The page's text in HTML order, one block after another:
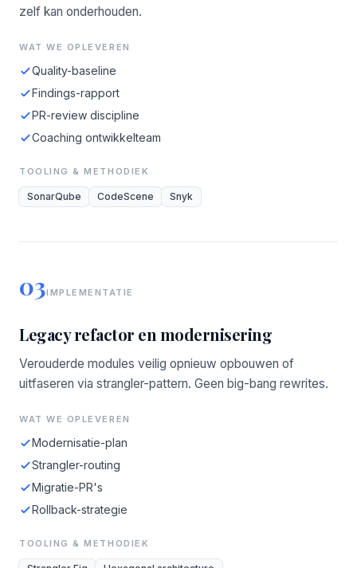
zelf kan onderhouden.
WAT WE OPLEVEREN
Quality-baseline
Findings-rapport
PR-review discipline
Coaching ontwikkelteam
TOOLING & METHODIEK
SonarQube CodeScene Snyk
03IMPLEMENTATIE
Legacy refactor en modernisering
Verouderde modules veilig opnieuw opbouwen of
uitfaseren via strangler-pattern. Geen big-bang rewrites.
WAT WE OPLEVEREN
Modernisatie-plan
Strangler-routing
Migratie-PR's
Rollback-strategie
TOOLING & METHODIEK